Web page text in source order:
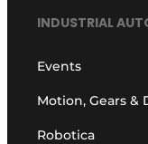
INDUSTRIAL
Events
Motion, Gears &
Robotica